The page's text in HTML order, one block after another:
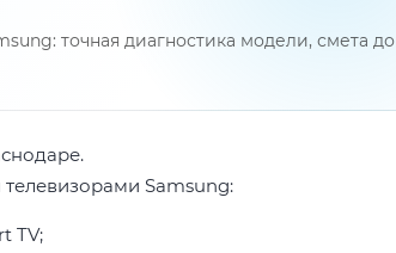
точная диагностика модели, смета до
Samsung:
TV;